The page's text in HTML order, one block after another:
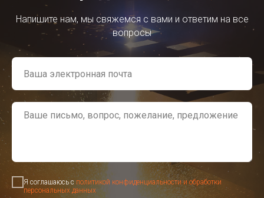
Напишите нам, мы свяжемся с вами и ответим на все
вопросы
Я соглашаюсь сполитикой конфиденциальности и обработки
персональных данных